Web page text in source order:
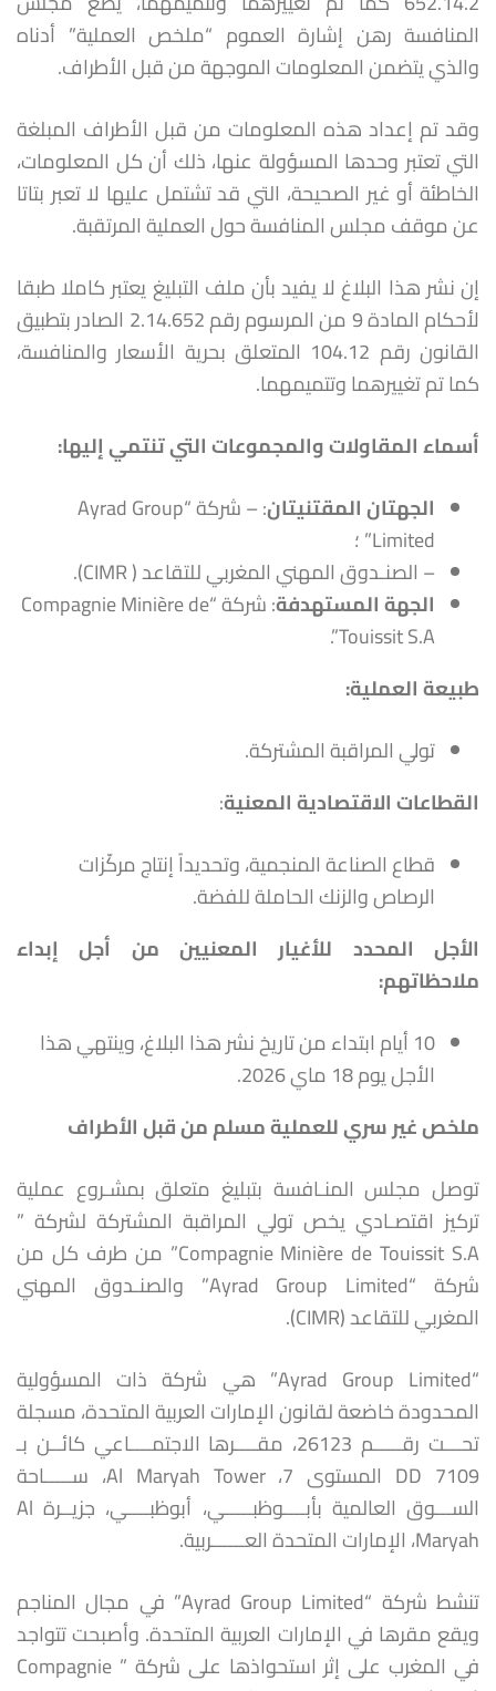
المنافسة رهن إشارة العموم “ملخص العملية” أدناه
والذي يتضمن المعلومات الموجهة من قبل الأطراف.
وقد تم إعداد هذه المعلومات من قبل الأطراف المبلغة
التي تعتبر وحدها المسؤولة عنها، ذلك أن كل المعلومات،
الخاطئة أو غير الصحيحة، التي قد تشتمل عليها لا تعبر بتاتا
عن موقف مجلس المنافسة حول العملية المرتقبة.
إن نشر هذا البلاغ لا يفيد بأن ملف التبليغ يعتبر كاملا طبقا
لأحكام المادة 9 من المرسوم رقم 2.14.652 الصادر بتطبيق
القانون رقم 104.12 المتعلق بحرية الأسعار والمنافسة،
كما تم تغييرهما وتتميمهما.
أسماء المقاولات والمجموعات التي تنتمي إليها:
الجهتان المقتنيتان
: – شركة “Ayrad Group
Limited” ؛
– الصنـدوق المهني المغربي للتقاعد ( CIMR).
الجهة المستهدفة
: شركة “Compagnie Minière de
Touissit S.A”.
طبيعة العملية:
تولي المراقبة المشتركة.
القطاعات الاقتصادية المعنية:
قطاع الصناعة المنجمية، وتحديداً إنتاج مركّزات
الرصاص والزنك الحاملة للفضة.
الأجل المحدد للأغيار المعنيين من أجل إبداء
ملاحظاتهم:
10 أيام ابتداء من تاريخ نشر هذا البلاغ، وينتهي هذا
الأجل يوم 18 ماي 2026.
ملخص غير سري للعملية مسلم من قبل الأطراف
توصل مجلس المنـافسة بتبليغ متعلق بمشـروع عملية
تركيز اقتصـادي يخص تولي المراقبة المشتركة لشركة ”
Compagnie Minière de Touissit S.A” من طرف كل من
شركة “Ayrad Group Limited” والصنـدوق المهني
المغربي للتقاعد (CIMR).
“Ayrad Group Limited” هي شركة ذات المسؤولية
المحدودة خاضعة لقانون الإمارات العربية المتحدة، مسجلة
تحـــت رقـــــم 26123، مقــــرها الاجتمــــاعي كائــن بـ
DD 7109 المستوى 7، Al Maryah Tower، ســـــاحة
الســـوق العالمية بأبــــوظبـــــي، أبوظبــــي، جزيــرة Al
Maryah، الإمارات المتحدة العــــــربية.
تنشط شركة “Ayrad Group Limited” في مجال المناجم
ويقع مقرها في الإمارات العربية المتحدة. وأصبحت تتواجد
في المغرب على إثر استحواذها على شركة ” Compagnie